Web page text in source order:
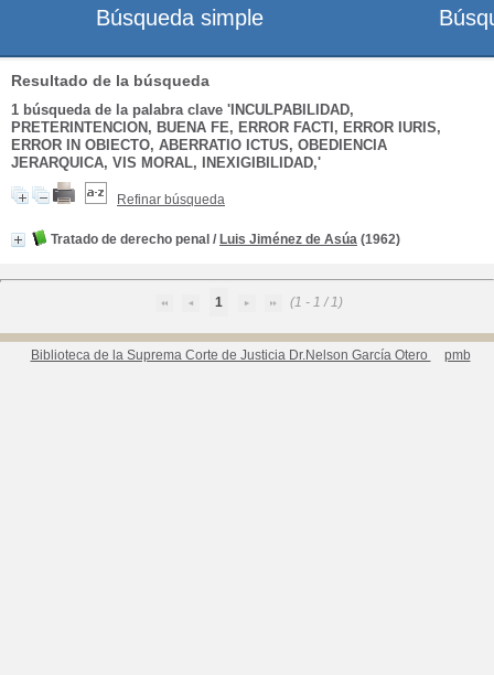
Resultado de la búsqueda
1 búsqueda de la palabra clave 'INCULPABILIDAD,
PRETERINTENCION, BUENA FE, ERROR FACTI, ERROR IURIS,
ERROR IN OBIECTO, ABERRATIO ICTUS, OBEDIENCIA
JERARQUICA, VIS MORAL, INEXIGIBILIDAD,'
Refinar búsqueda
Tratado de derecho penal / Luis Jiménez de Asúa (1962)
1 (1 - 1 / 1)
Biblioteca de la Suprema Corte de Justicia Dr.Nelson García Otero pmb
Búsqueda simple